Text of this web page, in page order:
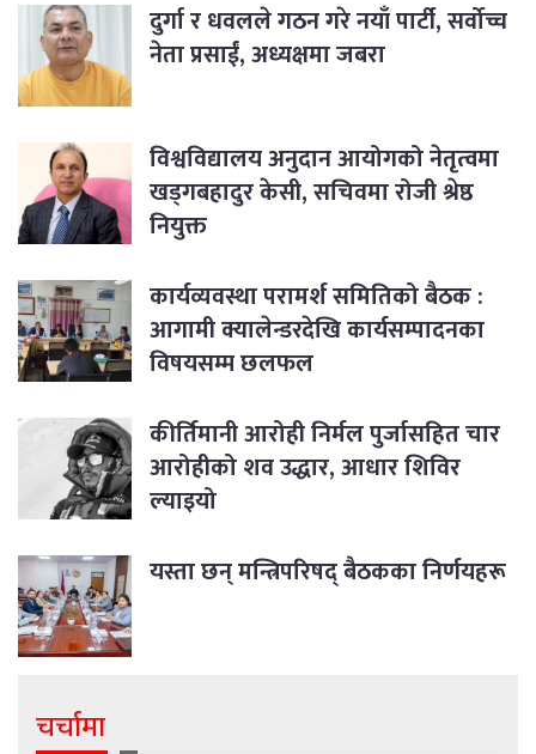
दुर्गा र धवलले गठन गरे नयाँ पार्टी, सर्वोच्च
नेता प्रसाईं, अध्यक्षमा जबरा
विश्वविद्यालय अनुदान आयोगको नेतृत्वमा
खड्गबहादुर केसी, सचिवमा रोजी श्रेष्ठ
नियुक्त
कार्यव्यवस्था परामर्श समितिको बैठक :
आगामी क्यालेन्डरदेखि कार्यसम्पादनका
विषयसम्म छलफल
कीर्तिमानी आरोही निर्मल पुर्जासहित चार
आरोहीको शव उद्धार, आधार शिविर
ल्याइयो
यस्ता छन् मन्त्रिपरिषद् बैठकका निर्णयहरू
चर्चामा